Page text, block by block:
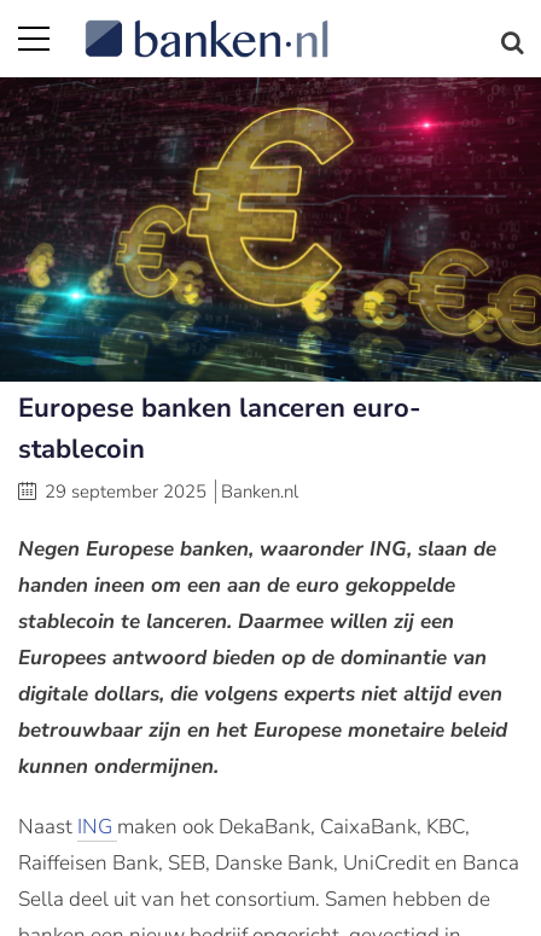
Europese banken lanceren euro-
stablecoin
29 september 2025 Banken.nl
Negen Europese banken, waaronder ING, slaan de
handen ineen om een aan de euro gekoppelde
stablecoin te lanceren. Daarmee willen zij een
Europees antwoord bieden op de dominantie van
digitale dollars, die volgens experts niet altijd even
betrouwbaar zijn en het Europese monetaire beleid
kunnen ondermijnen.
Naast ING maken ook DekaBank, CaixaBank, KBC,
Raiffeisen Bank, SEB, Danske Bank, UniCredit en Banca
Sella deel uit van het consortium. Samen hebben de